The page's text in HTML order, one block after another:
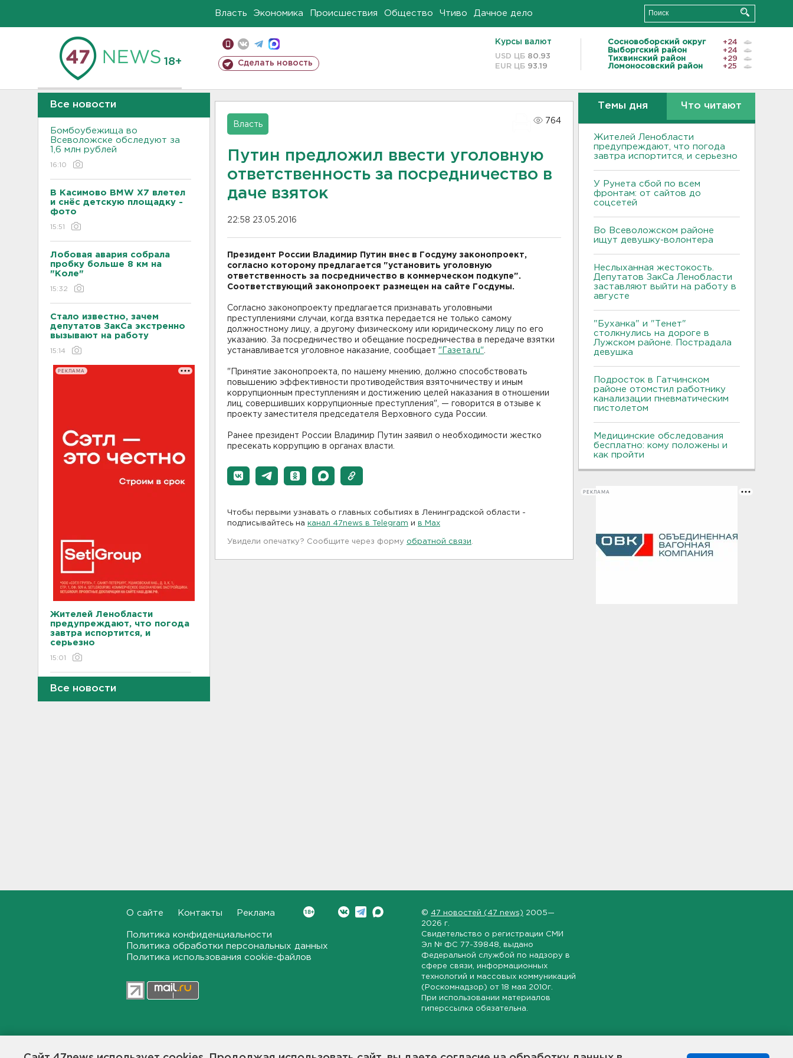
Власть Экономика Происшествия Общество Чтиво Дачное дело
18+ Сделать новость
Курсы валют
USD ЦБ 80.93
EUR ЦБ 93.19
Сосновоборский округ
+24
Выборгский район
+24
Тихвинский район
+29
Ломоносовский район
+25
Все новости
Бомбоубежища во
Всеволожске обследуют за
1,6 млн рублей
16:10
В Касимово BMW X7 влетел
и снёс детскую площадку -
фото
15:51
Лобовая авария собрала
пробку больше 8 км на
"Коле"
15:32
Стало известно, зачем
депутатов ЗакСа экстренно
вызывают на работу
15:14
РЕКЛАМА
Жителей Ленобласти
предупреждают, что погода
завтра испортится, и
серьезно
15:01
Во Всеволожском районе
должен. В Петербурге 70-
задержали по делу об
В России разрешили выпуск
от которых отказывались с
университеты участники
Все новости
Власть
764
Путин предложил ввести уголовную
ответственность за посредничество в
даче взяток
22:58 23.05.2016
Президент России Владимир Путин внес в Госдуму законопроект,
согласно которому предлагается "установить уголовную
ответственность за посредничество в коммерческом подкупе".
Соответствующий законопроект размещен на сайте Госдумы.
Согласно законопроекту предлагается признавать уголовными
преступлениями случаи, когда взятка передается не только самому
должностному лицу, а другому физическому или юридическому лицу по его
указанию. За посредничество и обещание посредничества в передаче взятки
устанавливается уголовное наказание, сообщает "Газета.ru"
"Принятие законопроекта, по нашему мнению, должно способствовать
повышению эффективности противодействия взяточничеству и иным
коррупционным преступлениям и достижению целей наказания в отношении
лиц, совершивших коррупционные преступления", — говорится в отзыве к
проекту заместителя председателя Верховного суда России.
Ранее президент России Владимир Путин заявил о необходимости жестко
пресекать коррупцию в органах власти.
Чтобы первыми узнавать о главных событиях в Ленинградской области -
подписывайтесь на канал 47news в Telegram и в Maх
Увидели опечатку? Сообщите через форму обратной связи
Темы дня Что читают
Жителей Ленобласти
предупреждают, что погода
завтра испортится, и серьезно
У Рунета сбой по всем
фронтам: от сайтов до
соцсетей
Во Всеволожском районе
ищут девушку-волонтера
Неслыханная жестокость.
Депутатов ЗакСа Ленобласти
заставляют выйти на работу в
августе
"Буханка" и "Тенет"
столкнулись на дороге в
Лужском районе. Пострадала
девушка
Подросток в Гатчинском
районе отомстил работнику
канализации пневматическим
пистолетом
Медицинские обследования
бесплатно: кому положены и
как пройти
РЕКЛАМА
О сайте Контакты Реклама
Политика конфиденциальности
Политика обработки персональных данных
Политика использования cookie-файлов
© 47 новостей (47 news) 2005—
2026 г.
Свидетельство о регистрации СМИ
Эл № ФС 77-39848 , выдано
Федеральной службой по надзору в
сфере связи, информационных
технологий и массовых коммуникаций
(Роскомнадзор) от 18 мая 2010г.
При использовании материалов
гиперссылка обязательна.
общественной жизни в Ленинградской области, экономической и инвестиционной активности в регионе.